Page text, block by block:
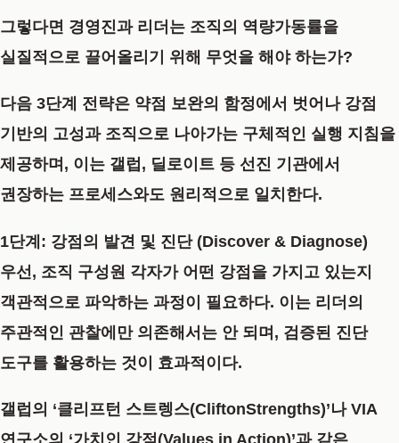
그렇다면 경영진과 리더는 조직의 역량가동률을
실질적으로 끌어올리기 위해 무엇을 해야 하는가?
다음 3단계 전략은 약점 보완의 함정에서 벗어나 강점
기반의 고성과 조직으로 나아가는 구체적인 실행 지침을
제공하며, 이는 갤럽, 딜로이트 등 선진 기관에서
권장하는 프로세스와도 원리적으로 일치한다.
1단계: 강점의 발견 및 진단 (Discover & Diagnose)
우선, 조직 구성원 각자가 어떤 강점을 가지고 있는지
객관적으로 파악하는 과정이 필요하다. 이는 리더의
주관적인 관찰에만 의존해서는 안 되며, 검증된 진단
도구를 활용하는 것이 효과적이다.
갤럽의 ‘클리프턴 스트렝스(CliftonStrengths)’나 VIA